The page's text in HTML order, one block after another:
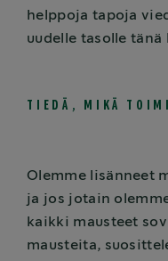
helppoja tapoja
uudelle tasolle tänä
TIEDÄ, MIKÄ
Olemme lisänneet
ja jos jotain
kaikki mausteet
mausteita,